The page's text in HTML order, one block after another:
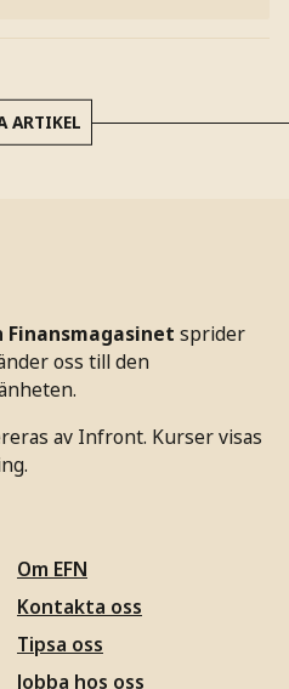
ARTIKEL
Finansmagasinet sprider
oss till den
av Infront. Kurser visas
Om EFN
Kontakta oss
Tipsa oss
Jobba hos oss